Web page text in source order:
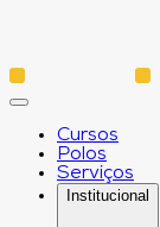
Cursos
Polos
Serviços
Institucional